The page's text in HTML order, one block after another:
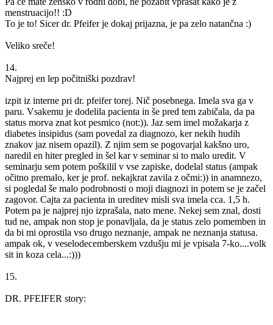
menstruacijo!! :D
To je to! Sicer dr. Pfeifer je dokaj prijazna, je pa zelo natančna :)
Veliko sreče!
14.
Najprej en lep počitniški pozdrav!
izpit iz interne pri dr. pfeifer torej. Nič posebnega. Imela sva ga v
paru. Vsakemu je dodelila pacienta in še pred tem zabičala, da pa
status morva znat kot pesmico (not:)). Jaz sem imel možakarja z
diabetes insipidus (sam povedal za diagnozo, ker nekih hudih
znakov jaz nisem opazil). Z njim sem se pogovarjal kakšno uro,
naredil en hiter pregled in šel kar v seminar si to malo uredit. V
seminarju sem potem poškilil v vse zapiske, dodelal status (ampak
očitno premalo, ker je prof. nekajkrat zavila z očmi:)) in anamnezo,
si pogledal še malo podrobnosti o moji diagnozi in potem se je začel
zagovor. Cajta za pacienta in ureditev misli sva imela cca. 1,5 h.
Potem pa je najprej njo izprašala, nato mene. Nekej sem znal, dosti
tud ne, ampak non stop je ponavljala, da je status zelo pomemben in
da bi mi oprostila vso drugo neznanje, ampak ne neznanja statusa.
ampak ok, v veselodecemberskem vzdušju mi je vpisala 7-ko....volk
sit in koza cela...:)))
15.
DR. PFEIFER story: